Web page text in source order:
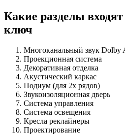
Какие разделы
ключ
Многоканальный звук Dolby
Проекционная система
Декоративная отделка
Акустический каркас
Подиум (для 2х рядов)
Звукоизоляционная дверь
Система управления
Система освещения
Кресла реклайнеры
Проектирование